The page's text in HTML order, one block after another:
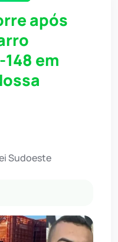
após
em
Sudoeste